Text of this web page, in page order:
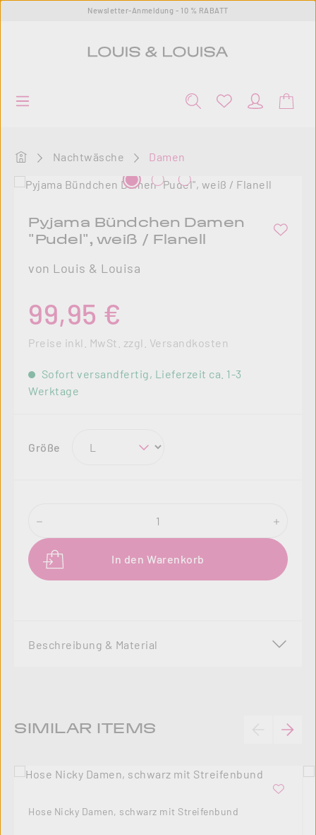
Zum Hauptinhalt springenNewsletter-Anmeldung - 10 % RABATT
Startseite
Nachtwäsche
Damen
Bildergalerie überspringen
Pyjama Bündchen Damen
"Pudel", weiß / Flanell
von Louis & Louisa
99,95 €
Preise inkl. MwSt. zzgl. Versandkosten
Sofort versandfertig, Lieferzeit ca. 1-3
Werktage
Größe auswählen
Produkt Anzahl: Gib den gewünschten
In den Warenkorb
Beschreibung & Material
Produktgalerie überspringen
SIMILAR ITEMS
Hose Nicky Damen, schwarz mit Streifenbund